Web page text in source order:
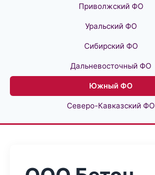
Приволжский ФО
Уральский ФО
Сибирский ФО
Дальневосточный ФО
Южный ФО
Северо-Кавказский ФО